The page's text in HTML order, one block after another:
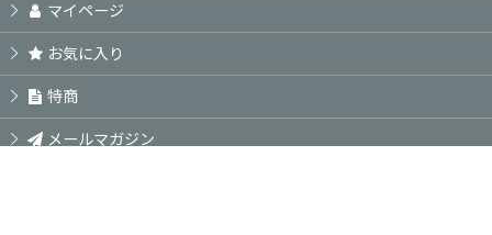
マイページ
お気に入り
特商
メールマガジン